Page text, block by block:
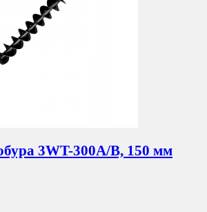
3WT-300A/B, 150 мм